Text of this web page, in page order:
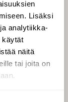
Lisäksi
analytiikka-
käytät
näitä
tai joita on
Luonto
juttua